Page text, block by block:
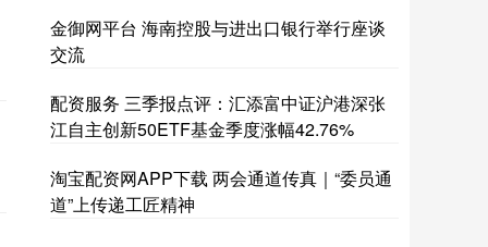
金御网平台 海南控股与进出口银行举行座谈
交流
配资服务 三季报点评：汇添富中证沪港深张
江自主创新50ETF基金季度涨幅42.76%
淘宝配资网APP下载 两会通道传真｜“委员通
道”上传递工匠精神